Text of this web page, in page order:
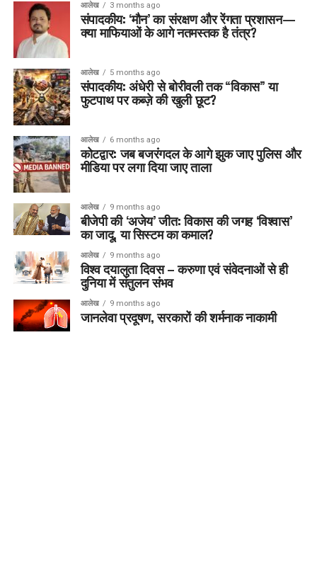
आलेख 3 months ago
संपादकीय: ‘मौन’ का संरक्षण और रेंगता प्रशासन—
क्या माफियाओं के आगे नतमस्तक है तंत्र?
आलेख 5 months ago
संपादकीय: अंधेरी से बोरीवली तक “विकास” या
फुटपाथ पर कब्ज़े की खुली छूट?
आलेख 6 months ago
कोटद्वार: जब बजरंगदल के आगे झुक जाए पुलिस और
मीडिया पर लगा दिया जाए ताला
आलेख 9 months ago
बीजेपी की ‘अजेय’ जीत: विकास की जगह ‘विश्वास’
का जादू, या सिस्टम का कमाल?
आलेख 9 months ago
विश्व दयालुता दिवस – करुणा एवं संवेदनाओं से ही
दुनिया में संतुलन संभव
आलेख 9 months ago
जानलेवा प्रदूषण, सरकारों की शर्मनाक नाकामी